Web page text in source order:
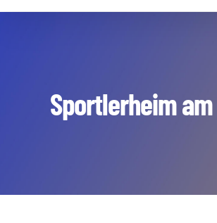
Sportlerheim